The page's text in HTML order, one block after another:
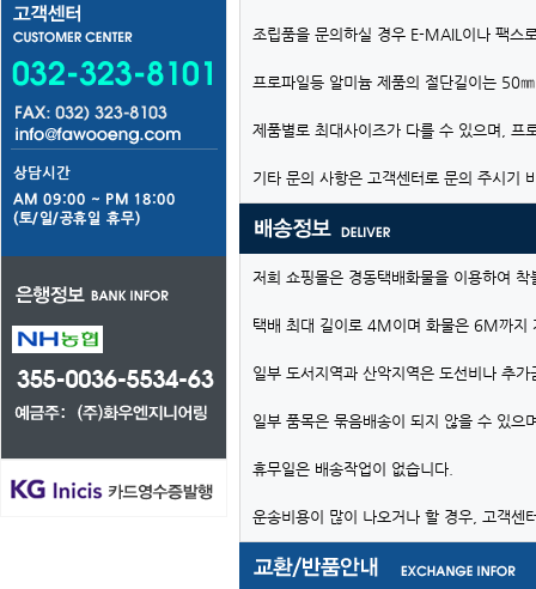
조립품을 문의하실 경우 E-MAIL이나 팩스
프로파일등 알미늄 제품의 절단길이는 50
제품별로 최대사이즈가 다를 수 있으며,
기타 문의 사항은 고객센터로 문의 주시기
저희 쇼핑몰은 경동택배화물을 이용하여
택배 최대 길이로 4M이며 화물은 6M까지
일부 도서지역과 산악지역은 도선비나 추
일부 품목은 묶음배송이 되지 않을 수 있으
휴무일은 배송작업이 없습니다.
운송비용이 많이 나오거나 할 경우, 고객센